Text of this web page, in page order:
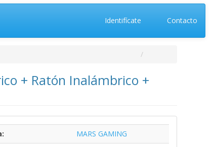
Identifícate Contacto
+ Ratón Inalámbrico +
MARS GAMING